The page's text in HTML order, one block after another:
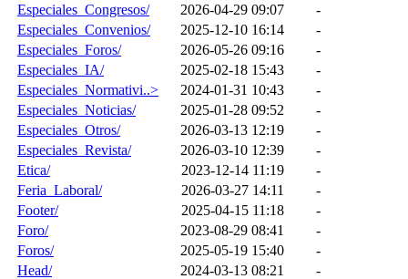
Especiales_Congresos/
2026-04-29 09:07
-
Especiales_Convenios/
2025-12-10 16:14
-
Especiales_Foros/
2026-05-26 09:16
-
Especiales_IA/
2025-02-18 15:43
-
Especiales_Normativi..>
2024-01-31 10:43
-
Especiales_Noticias/
2025-01-28 09:52
-
Especiales_Otros/
2026-03-13 12:19
-
Especiales_Revista/
2026-03-10 12:39
-
Etica/
2023-12-14 11:19
-
Feria_Laboral/
2026-03-27 14:11
-
Footer/
2025-04-15 11:18
-
Foro/
2023-08-29 08:41
-
Foros/
2025-05-19 15:40
-
Head/
2024-03-13 08:21
-